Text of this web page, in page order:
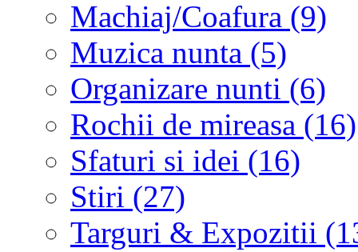
Machiaj/Coafura (9)
Muzica nunta (5)
Organizare nunti (6)
Rochii de mireasa (16)
Sfaturi si idei (16)
Stiri (27)
Targuri & Expozitii